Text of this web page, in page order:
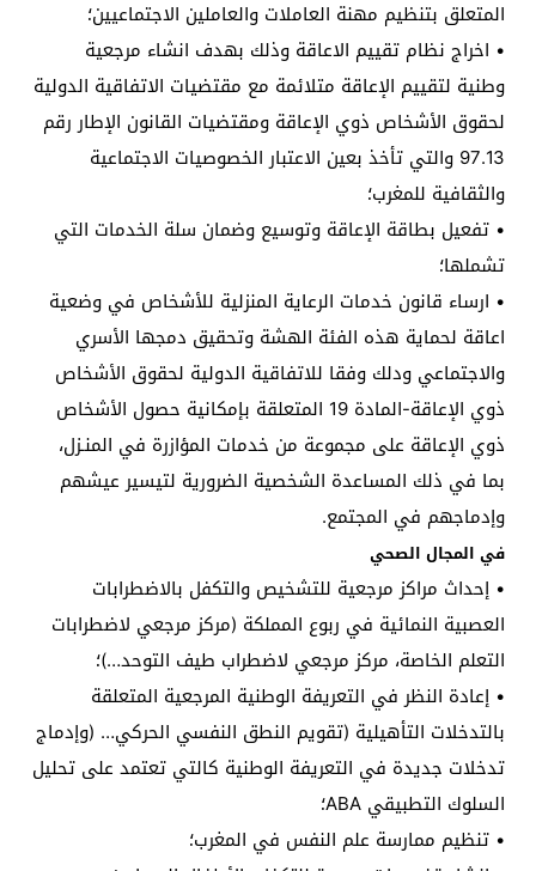
المتعلق بتنظيم مهنة العاملات والعاملين الاجتماعيين؛
• اخراج نظام تقييم الاعاقة وذلك بهدف انشاء مرجعية
وطنية لتقييم الإعاقة متلائمة مع مقتضيات الاتفاقية الدولية
لحقوق الأشخاص ذوي الإعاقة ومقتضيات القانون الإطار رقم
97.13 والتي تأخذ بعين الاعتبار الخصوصيات الاجتماعية
والثقافية للمغرب؛
• تفعيل بطاقة الإعاقة وتوسيع وضمان سلة الخدمات التي
تشملها؛
• ارساء قانون خدمات الرعاية المنزلية للأشخاص في وضعية
اعاقة لحماية هذه الفئة الهشة وتحقيق دمجها الأسري
والاجتماعي ودلك وفقا للاتفاقية الدولية لحقوق الأشخاص
ذوي الإعاقة-المادة 19 المتعلقة بإمكانية حصول الأشخاص
ذوي الإعاقة على مجموعة من خدمات المؤازرة في المنـزل،
بما في ذلك المساعدة الشخصية الضرورية لتيسير عيشهم
وإدماجهم في المجتمع.
في المجال الصحي
• إحداث مراكز مرجعية للتشخيص والتكفل بالاضطرابات
العصبية النمائية في ربوع المملكة (مركز مرجعي لاضطرابات
التعلم الخاصة، مركز مرجعي لاضطراب طيف التوحد…)؛
• إعادة النظر في التعريفة الوطنية المرجعية المتعلقة
بالتدخلات التأهيلية (تقويم النطق النفسي الحركي… (وإدماج
تدخلات جديدة في التعريفة الوطنية كالتي تعتمد على تحليل
السلوك التطبيقي ABA؛
• تنظيم ممارسة علم النفس في المغرب؛